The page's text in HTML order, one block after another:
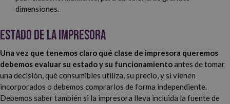
dimensiones.
Estado de la impresora
Una vez que tenemos claro qué clase de impresora queremos
debemos evaluar su estado y su funcionamientoantes de tomar
una decisión, qué consumibles utiliza, su precio, y si vienen
incorporados o debemos comprarlos de forma independiente.
Debemos saber también si la impresora lleva incluida la fuente de